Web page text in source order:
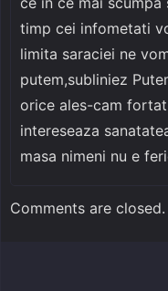
timp cei infometati
limita saraciei ne
putem,subliniez
orice ales-cam
intereseaza
masa nimeni nu e
Comments are closed.